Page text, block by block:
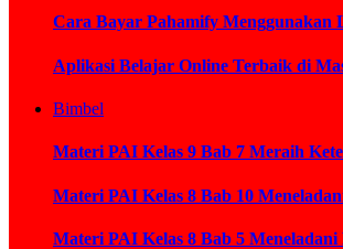
Cara Bayar Pahamify Menggunakan
Aplikasi Belajar Online Terbaik di
Bimbel
Materi PAI Kelas 9 Bab 7 Meraih
Materi PAI Kelas 8 Bab 10
Materi PAI Kelas 8 Bab 5